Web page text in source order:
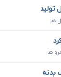
تولید
ها
ها
بدنه